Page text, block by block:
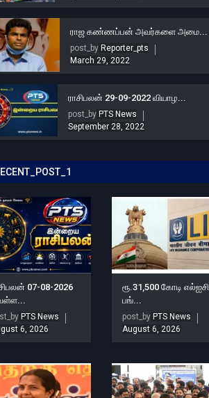
ராஜ கண்ணப்பன் அவர்களை அமை...
post_by Reporter_pts
March 29, 2022
ராசிபலன் 29-09-2022 வியாழ...
post_byPTS News
September 28, 2022
07-08-2026
PTS News
6, 2026
ரூ.31,500 கோடி எல்ஐசி
பங்...
post_by PTS News
August 6, 2026